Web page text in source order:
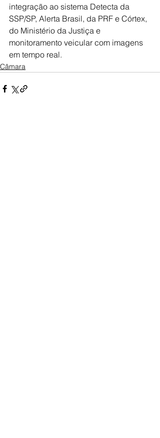
integração ao sistema Detecta da
SSP/SP, Alerta Brasil, da PRF e Córtex,
do Ministério da Justiça e
monitoramento veicular com imagens
em tempo real.
Câmara